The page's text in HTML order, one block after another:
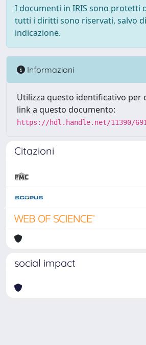
I documenti in IRIS sono protetti
tutti i diritti sono riservati, salvo
indicazione.
Informazioni
Utilizza questo identificativo per
link a questo documento:
https://hdl.handle.net/11390/
Citazioni
social impact